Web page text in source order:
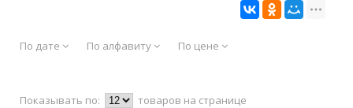
По дате По алфавиту По цене
Показывать по: товаров на странице